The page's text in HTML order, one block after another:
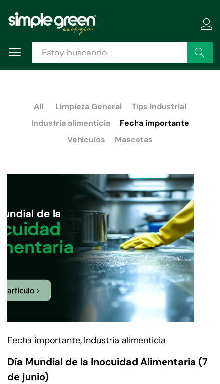
Buscar
All Limpieza General
Tips Industrial
Industria alimenticia
Fecha importante
Vehículos
Mascotas
Fecha importante, Industria alimenticia
Día Mundial de la Inocuidad Alimentaria (7
de junio)